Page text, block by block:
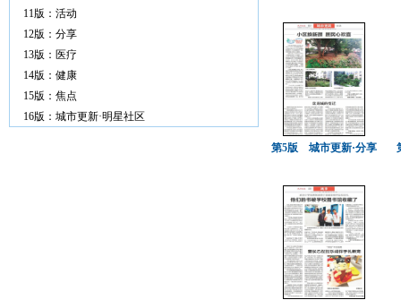
11版：活动
12版：分享
13版：医疗
14版：健康
15版：焦点
16版：城市更新·明星社区
第5版 城市更新·分享